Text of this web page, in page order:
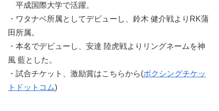
平成国際大学で活躍。
・ワタナベ所属としてデビューし、鈴木 健介戦よりRK蒲
田所属。
・本名でデビューし、安達 陸虎戦よりリングネームを神
風 藍とした。
・試合チケット、激励賞はこちらから(ボクシングチケッ
トドットコム)